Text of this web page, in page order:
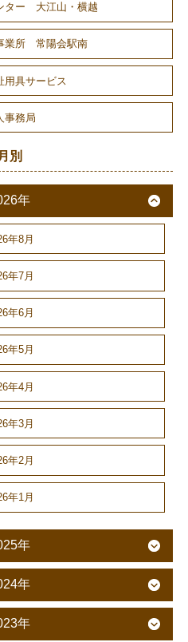
ター 大江山・横越
業所 常陽会駅南
用具サービス
事務局
月別
年
年8月
年7月
年6月
年5月
年4月
年3月
年2月
年1月
年
年
年